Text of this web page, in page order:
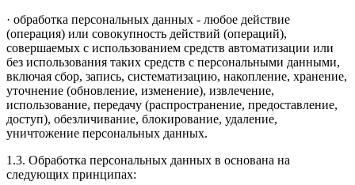
· обработка персональных данных - любое действие
(операция) или совокупность действий (операций),
совершаемых с использованием средств автоматизации или
без использования таких средств с персональными данными,
включая сбор, запись, систематизацию, накопление, хранение,
уточнение (обновление, изменение), извлечение,
использование, передачу (распространение, предоставление,
доступ), обезличивание, блокирование, удаление,
уничтожение персональных данных.
1.3. Обработка персональных данных в основана на
следующих принципах: